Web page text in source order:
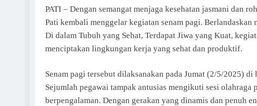
PATI – Dengan semangat menjaga kesehatan jasmani dan
Pati kembali menggelar kegiatan senam pagi. Berlandaskan
Di dalam Tubuh yang Sehat, Terdapat Jiwa yang Kuat,
menciptakan lingkungan kerja yang sehat dan produktif.
Senam pagi tersebut dilaksanakan pada Jumat (2/5/2025)
Sejumlah pegawai tampak antusias mengikuti sesi
berpengalaman. Dengan gerakan yang dinamis dan penuh